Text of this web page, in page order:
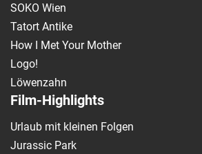
SOKO Wien
Tatort Antike
How I Met Your Mother
Logo!
Löwenzahn
Film-Highlights
Urlaub mit kleinen Folgen
Jurassic Park